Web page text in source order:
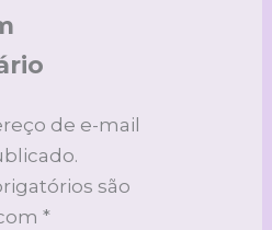
de e-mail
são
*